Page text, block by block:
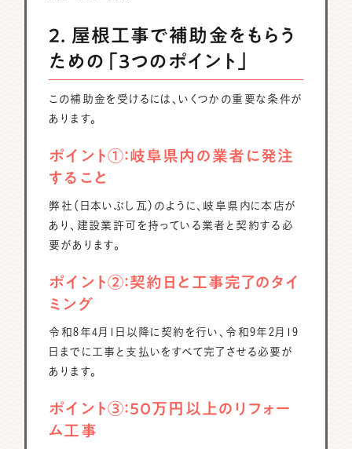
2. 屋根工事で補助金をもらう
ための「3つのポイント」
この補助金を受けるには、いくつかの重要な条件が
あります。
ポイント①：岐阜県内の業者に発注
すること
弊社（日本いぶし瓦）のように、岐阜県内に本店が
あり、建設業許可を持っている業者と契約する必
要があります。
ポイント②：契約日と工事完了のタイ
ミング
令和8年4月1日以降に契約を行い、令和9年2月19
日までに工事と支払いをすべて完了させる必要が
あります。
ポイント③：50万円以上のリフォー
ム工事